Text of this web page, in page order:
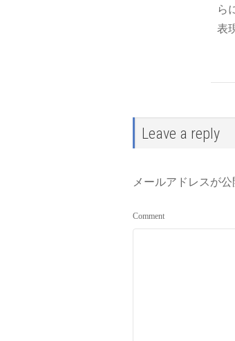
ら
表
Leave a reply
メールアドレスが
Comment